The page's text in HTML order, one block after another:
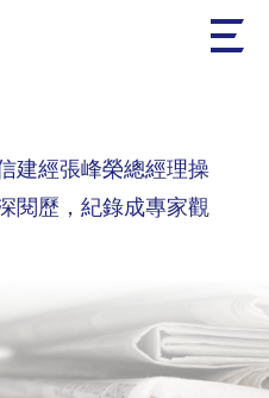
建經張峰榮總經理操
閱歷，紀錄成專家觀